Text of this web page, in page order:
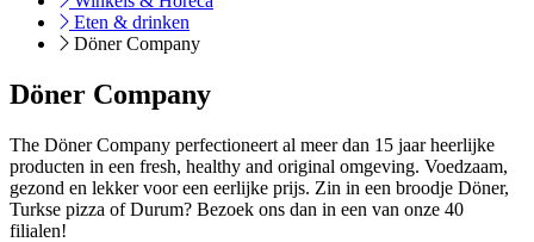
Eten & drinken
Döner Company
Döner Company
The Döner Company perfectioneert al meer dan 15 jaar heerlijke
producten in een fresh, healthy and original omgeving. Voedzaam,
gezond en lekker voor een eerlijke prijs. Zin in een broodje Döner,
Turkse pizza of Durum? Bezoek ons dan in een van onze 40
filialen!